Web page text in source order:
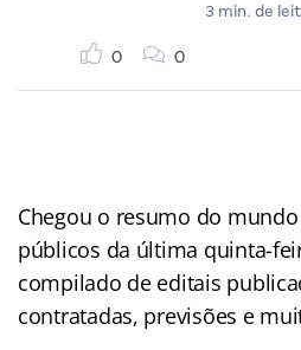
3 min. de
0 0
Chegou o resumo do
públicos da última quinta-
compilado de editais
contratadas, previsões e